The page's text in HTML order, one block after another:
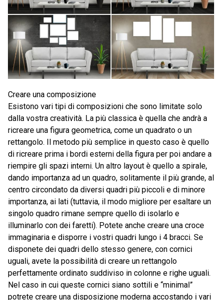
Creare una composizione
Esistono vari tipi di composizioni che sono limitate solo
dalla vostra creatività. La più classica è quella che andrà a
ricreare una figura geometrica, come un quadrato o un
rettangolo. Il metodo più semplice in questo caso è quello
di ricreare prima i bordi esterni della figura per poi andare a
riempire gli spazi interni. Un altro layout è quello a spirale,
dando importanza ad un quadro, solitamente il più grande, al
centro circondato da diversi quadri più piccoli e di minore
importanza, ai lati (tuttavia, il modo migliore per esaltare un
singolo quadro rimane sempre quello di isolarlo e
illuminarlo con dei faretti). Potete anche creare una croce
immaginaria e disporre i vostri quadri lungo i 4 bracci. Se
disponete dei quadri dello stesso genere, con cornici
uguali, avete la possibilità di creare un rettangolo
perfettamente ordinato suddiviso in colonne e righe uguali.
Nel caso in cui queste cornici siano sottili e “minimal”
potrete creare una disposizione moderna accostando i vari